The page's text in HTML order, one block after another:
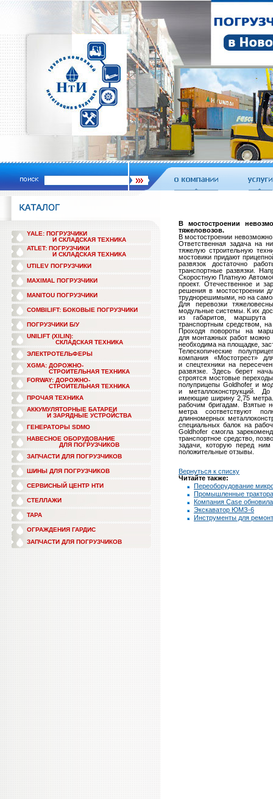
YALE: ПОГРУЗЧИКИ
И СКЛАДСКАЯ ТЕХНИКА
ATLET: ПОГРУЗЧИКИ
И СКЛАДСКАЯ ТЕХНИКА
UTILEV ПОГРУЗЧИКИ
MAXIMAL ПОГРУЗЧИКИ
MANITOU ПОГРУЗЧИКИ
COMBILIFT: БОКОВЫЕ ПОГРУЗЧИКИ
ПОГРУЗЧИКИ Б/У
UNILIFT (XILIN):
СКЛАДСКАЯ ТЕХНИКА
ЭЛЕКТРОТЕЛЬФЕРЫ
XGMA: ДОРОЖНО-
СТРОИТЕЛЬНАЯ ТЕХНИКА
FORWAY: ДОРОЖНО-
СТРОИТЕЛЬНАЯ ТЕХНИКА
ПРОЧАЯ ТЕХНИКА
АККУМУЛЯТОРНЫЕ БАТАРЕИ
И ЗАРЯДНЫЕ УСТРОЙСТВА
ГЕНЕРАТОРЫ SDMO
НАВЕСНОЕ ОБОРУДОВАНИЕ
ДЛЯ ПОГРУЗЧИКОВ
ЗАПЧАСТИ ДЛЯ ПОГРУЗЧИКОВ
ШИНЫ ДЛЯ ПОГРУЗЧИКОВ
СЕРВИСНЫЙ ЦЕНТР НТИ
СТЕЛЛАЖИ
ТАРА
ОГРАЖДЕНИЯ ГАРДИС
ЗАПЧАСТИ ДЛЯ ПОГРУЗЧИКОВ
В мостостроении
тяжеловозов.
В мостостроении
Ответственная задача на
тяжелую строительную
мостовики придают
развязок достаточно
транспортные развязки.
Скоростную Платную
проект. Отечественное и
решения в мостостроении
труднорешимыми, но на
Для перевозки
модульные системы. К их
из габаритов, маршрута
транспортным средством,
Проходя повороты на
для монтажных работ можно
необходима на площадке,
Телескопические
компания «Мостотрест»
и спецтехники на
развязке. Здесь берет
строятся мостовые
полуприцепы Goldhofer и
и металлоконструкций.
имеющие ширину 2,75
рабочим бригадам. Взятые
метра соответствуют
длинномерных
специальных балок на
Goldhofer смогла
транспортное средство,
задачи, которую перед ним
положительные отзывы.
Вернуться к списку
Читайте также:
Переоборудование
Промышленные трактора
Компания Case
Экскаватор ЮМЗ-6
Инструменты для